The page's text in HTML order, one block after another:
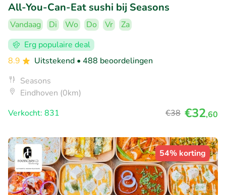
All-You-Can-Eat sushi bij Seasons
Vandaag Di Wo Do Vr
Za
Erg populaire deal
8.9
Uitstekend • 488 beoordelingen
Seasons
Eindhoven (0km)
Verkocht: 831
€38 €32,60
54% korting